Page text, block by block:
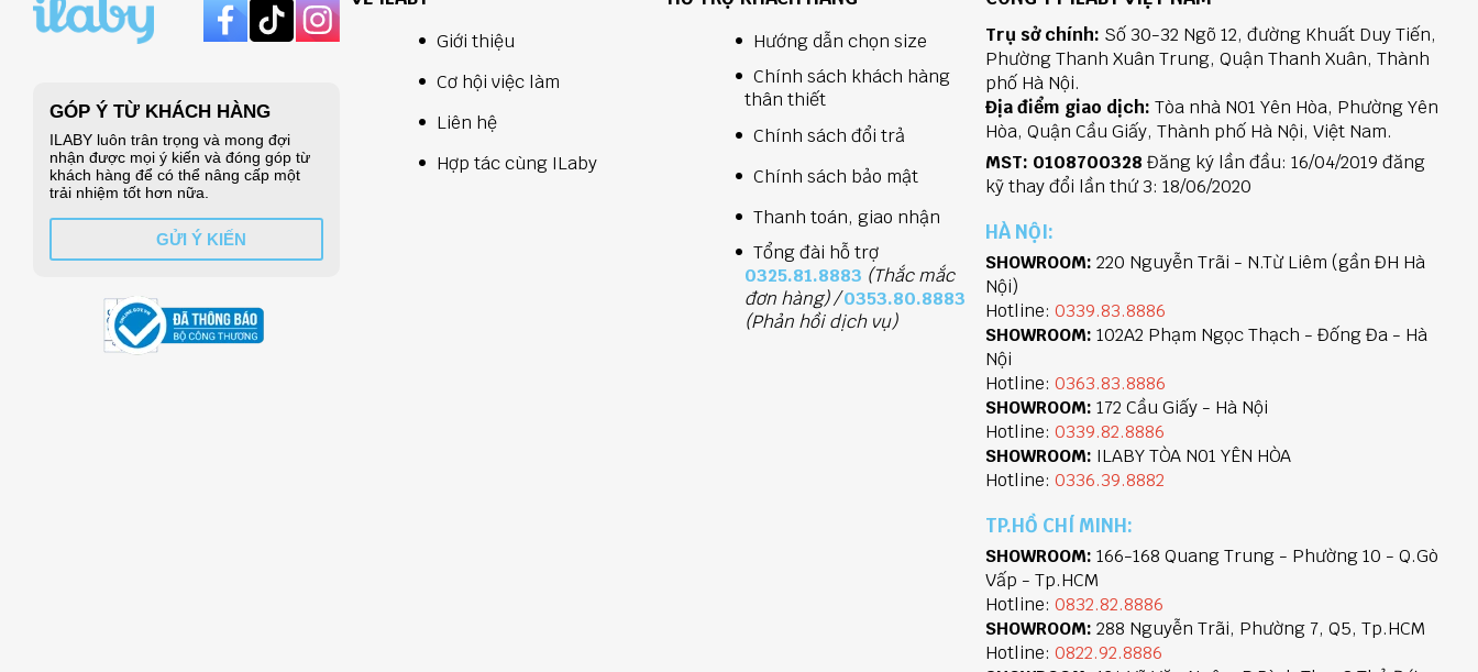
Giới thiệu
Cơ hội việc làm
Liên hệ
Hợp tác cùng ILaby
Hướng dẫn chọn size
Chính sách khách hàng
thân thiết
Chính sách bảo mật
Chính sách đổi trả
Thanh toán, giao nhận
Tổng đài hỗ trợ
0325.81.8883 (Thắc mắc
đơn hàng) / 0353.80.8883
(Phản hồi dịch vụ)
Trụ sở chính: Số 30-32 Ngõ 12, đường Khuất Duy Tiến,
Phường Thanh Xuân Trung, Quận Thanh Xuân, Thành
phố Hà Nội.
Địa điểm giao dịch: Tòa nhà N01 Yên Hòa, Phường Yên
Hòa, Quận Cầu Giấy, Thành phố Hà Nội, Việt Nam.
MST: 0108700328 Đăng ký lần đầu: 16/04/2019 đăng
kỹ thay đổi lần thứ 3: 18/06/2020
HÀ NỘI:
SHOWROOM: 220 Nguyễn Trãi - N.Từ Liêm (gần ĐH Hà
Nội)
Hotline: 0339.83.8886
SHOWROOM: 102A2 Phạm Ngọc Thạch - Đống Đa - Hà
Nội
Hotline: 0363.83.8886
SHOWROOM: 172 Cầu Giấy - Hà Nội
Hotline: 0339.82.8886
SHOWROOM: ILABY TÒA N01 YÊN HÒA
Hotline: 0336.39.8882
SHOWROOM: 166-168 Quang Trung - Phường 10 - Q.Gò
Vấp - Tp.HCM
Hotline: 0832.82.8886
SHOWROOM: 288 Nguyễn Trãi, Phường 7, Q5, Tp.HCM
Hotline: 0822.92.8886
TP.HỒ CHÍ MINH: